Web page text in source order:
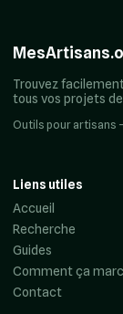
Trouvez
tous vos projets
Outils pour artisans
Liens utiles
Accueil
Recherche
Guides
Comment ça
Contact